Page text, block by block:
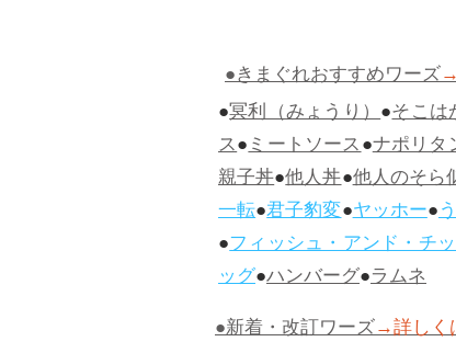
●きまぐれおすすめワーズ
●冥利（みょうり）●そこは
ス●ミートソース●ナポリタ
親子丼●他人丼●他人のそら
一転●君子豹変●ヤッホー●
●フィッシュ・アンド・チ
ッグ●ハンバーグ●ラムネ
●新着・改訂ワーズ→詳しく